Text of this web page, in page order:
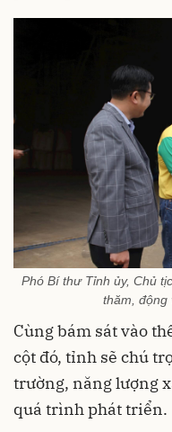
Phó Bí thư Tỉnh ủy, Chủ
thăm, động
Cùng bám sát vào
cột đó, tỉnh sẽ chú
trường, năng lượng
quá trình phát triển.